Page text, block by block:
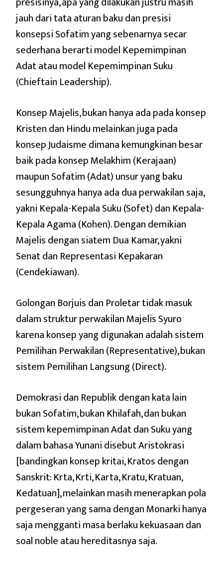
jauh dari tata aturan baku dan presisi
konsepsi Sofatim yang sebenarnya secar
sederhana berarti model Kepemimpinan
Adat atau model Kepemimpinan Suku
(Chieftain Leadership).
Konsep Majelis, bukan hanya ada pada konsep
Kristen dan Hindu melainkan juga pada
konsep Judaisme dimana kemungkinan besar
baik pada konsep Melakhim (Kerajaan)
maupun Sofatim (Adat) unsur yang baku
sesungguhnya hanya ada dua perwakilan saja,
yakni Kepala-Kepala Suku (Sofet) dan Kepala-
Kepala Agama (Kohen). Dengan demikian
Majelis dengan siatem Dua Kamar, yakni
Senat dan Representasi Kepakaran
(Cendekiawan).
Golongan Borjuis dan Proletar tidak masuk
dalam struktur perwakilan Majelis Syuro
karena konsep yang digunakan adalah sistem
Pemilihan Perwakilan (Representative), bukan
sistem Pemilihan Langsung (Direct).
Demokrasi dan Republik dengan kata lain
bukan Sofatim, bukan Khilafah, dan bukan
sistem kepemimpinan Adat dan Suku yang
dalam bahasa Yunani disebut Aristokrasi
[bandingkan konsep kritai, Kratos dengan
Sanskrit: Krta, Krti, Karta, Kratu, Kratuan,
Kedatuan], melainkan masih menerapkan pola
pergeseran yang sama dengan Monarki hanya
saja mengganti masa berlaku kekuasaan dan
soal noble atau hereditasnya saja.